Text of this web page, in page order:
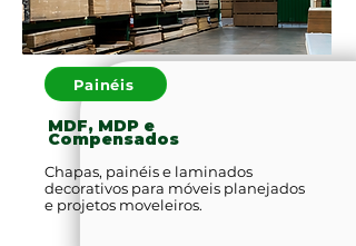
Chapas, painéis e laminados
decorativos para móveis planejados
e projetos moveleiros.
Painéis
MDF, MDP e
Compensados